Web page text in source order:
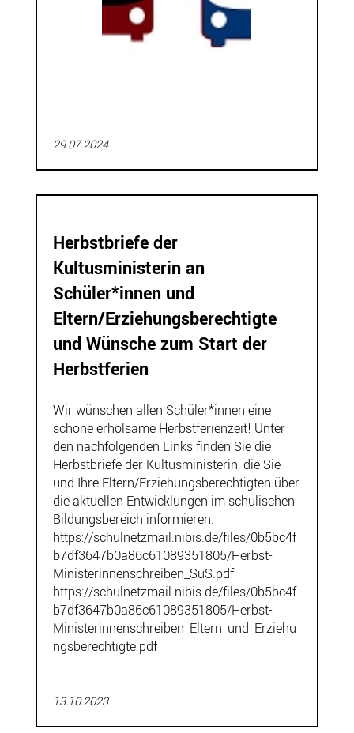
29.07.2024
Herbstbriefe der
Kultusministerin an
Schüler*innen und
Eltern/Erziehungsberechtigte
und Wünsche zum Start der
Herbstferien
Wir wünschen allen Schüler*innen eine
schöne erholsame Herbstferienzeit! Unter
den nachfolgenden Links finden Sie die
Herbstbriefe der Kultusministerin, die Sie
und Ihre Eltern/Erziehungsberechtigten über
die aktuellen Entwicklungen im schulischen
Bildungsbereich informieren.
https://schulnetzmail.nibis.de/files/0b5bc4f
b7df3647b0a86c61089351805/Herbst-
Ministerinnenschreiben_SuS.pdf
https://schulnetzmail.nibis.de/files/0b5bc4f
b7df3647b0a86c61089351805/Herbst-
Ministerinnenschreiben_Eltern_und_Erziehu
ngsberechtigte.pdf
13.10.2023